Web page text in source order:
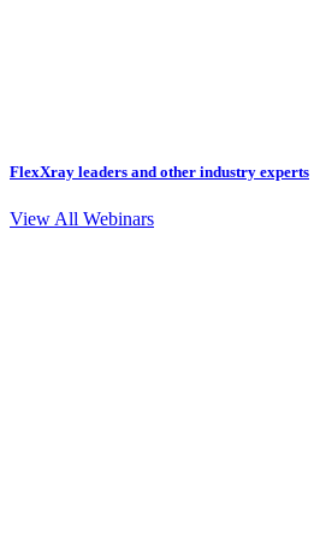
FlexXray leaders and other industry experts
View All Webinars